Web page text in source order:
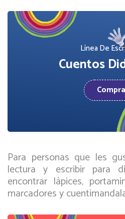
Línea De
Cuentos
Para personas que les
lectura y escribir para
encontrar lápices,
marcadores y